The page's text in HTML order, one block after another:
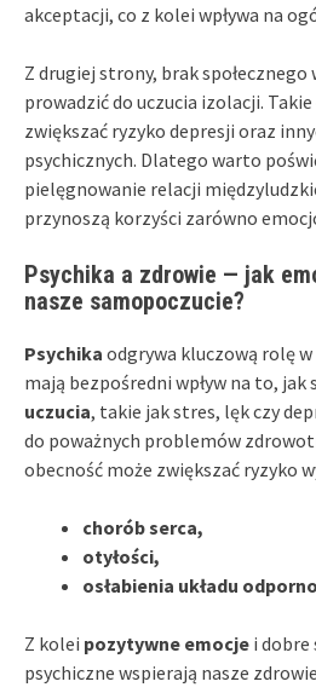
akceptacji, co z kolei wpływa na
Z drugiej strony, brak społecznego
prowadzić do uczucia izolacji.
zwiększać ryzyko depresji oraz
psychicznych. Dlatego warto
pielęgnowanie relacji
przynoszą korzyści zarówno
Psychika a zdrowie — jak
nasze samopoczucie?
Psychika odgrywa kluczową rolę
mają bezpośredni wpływ na to, jak
uczucia, takie jak stres, lęk czy
do poważnych problemów
obecność może zwiększać ryzyko
chorób serca,
otyłości,
osłabienia układu
Z kolei pozytywne emocje i dobre
psychiczne wspierają nasze